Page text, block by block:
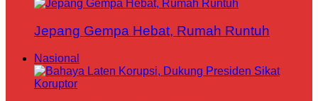
Jepang Gempa Hebat, Rumah Runtuh
Nasional